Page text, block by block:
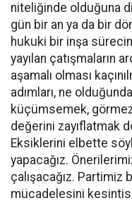
niteliğinde olduğuna
gün bir an ya da bir
hukuki bir inşa
yayılan çatışmaların
aşamalı olması
adımları, ne
küçümsemek,
değerini zayıflatmak
Eksiklerini elbette
yapacağız.
çalışacağız. Partimiz
mücadelesini